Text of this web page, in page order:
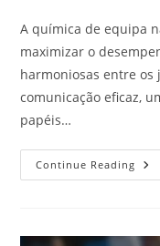
A química de equipa
maximizar o
harmoniosas entre os
comunicação eficaz,
papéis…
Continue Reading
De
4-